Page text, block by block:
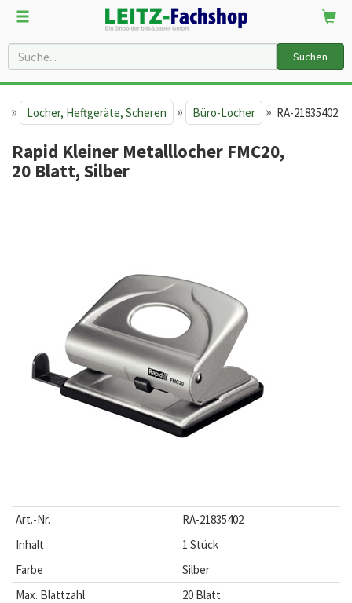
Suchen
» Locher, Heftgeräte, Scheren » Büro-Locher » RA-21835402
Rapid Kleiner Metalllocher FMC20,
20 Blatt, Silber
Art.-Nr.
RA-21835402
Inhalt
1 Stück
Farbe
Silber
Max. Blattzahl
20 Blatt